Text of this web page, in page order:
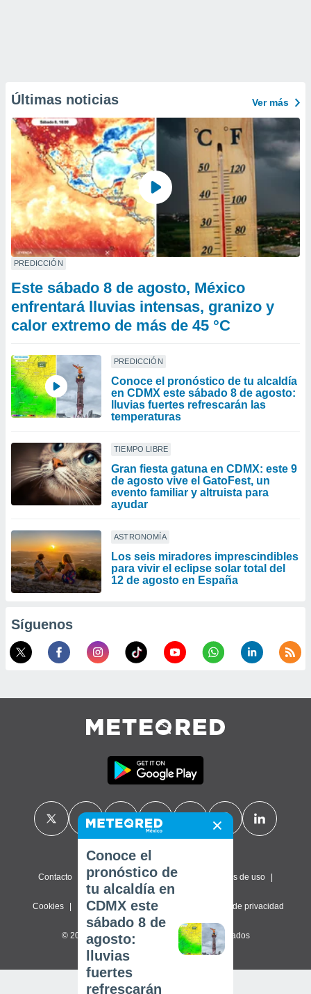
Últimas noticias Ver más
PREDICCIÓN
Este sábado 8 de agosto, México
enfrentará lluvias intensas, granizo y
calor extremo de más de 45 °C
PREDICCIÓN
Conoce el pronóstico de tu alcaldía
en CDMX este sábado 8 de agosto:
lluvias fuertes refrescarán las
temperaturas
TIEMPO LIBRE
Gran fiesta gatuna en CDMX: este 9
de agosto vive el GatoFest, un
evento familiar y altruista para
ayudar
ASTRONOMÍA
Los seis miradores imprescindibles
para vivir el eclipse solar total del
12 de agosto en España
Síguenos
Contacto Sobre nosotros FAQ Términos de uso
Cookies Política de privacidad Configuración de privacidad
© 2026 Meteored. Todos los derechos reservados
Conoce el
pronóstico de
tu alcaldía en
CDMX este
sábado 8 de
agosto:
lluvias
fuertes
refrescarán